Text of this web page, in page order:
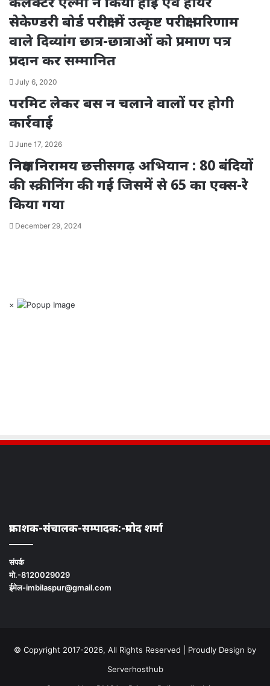
सेकेण्डरी बोर्ड परीक्षा में उत्कृष्ट परीक्षा परिणाम
वाले दिव्यांग छात्र-छात्राओं को प्रमाण पत्र
प्रदान कर सम्मानित
July 6, 2020
परमिट लेकर बस न चलाने वालों पर होगी
कार्रवाई
June 17, 2026
निक्षय निरामय छत्तीसगढ़ अभियान : 80 बंदियों
की स्क्रीनिंग की गई जिसमें से 65 का एक्स-रे
किया गया
December 29, 2024
×
प्रकाशक-संचालक-सम्पादक:-प्रमोद शर्मा
संपर्क
मो.-8120029029
ईमेल-imbilaspur@gmail.com
© Copyright 2017-2026, All Rights Reserved | Proudly Design by
Serverhosthub